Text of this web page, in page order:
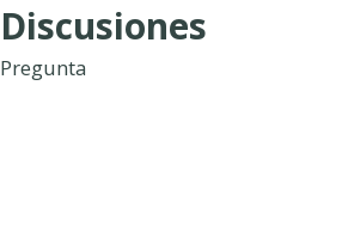
Discusiones
Pregunta